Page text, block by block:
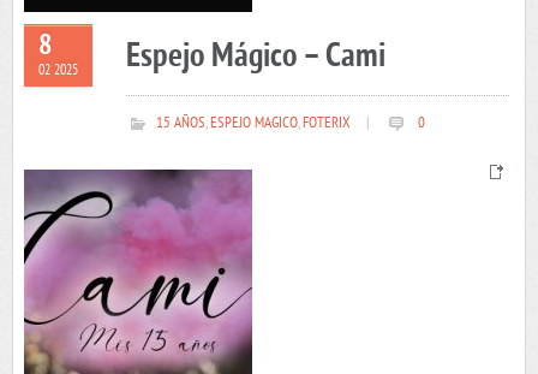
8
02 2025 Espejo Mágico – Cami
15 AÑOS,ESPEJO MAGICO,FOTERIX 0